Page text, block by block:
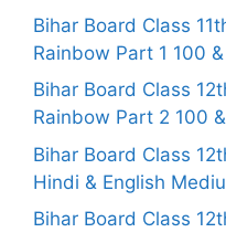
Bihar Board Class
Rainbow Part 1 100
Bihar Board Class
Rainbow Part 2 100
Bihar Board Class
Hindi & English
Bihar Board Class